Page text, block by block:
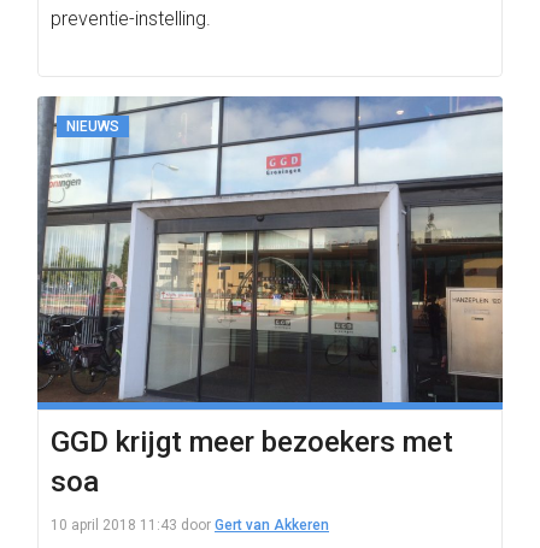
preventie-instelling.
NIEUWS
GGD krijgt meer bezoekers met
soa
10 april 2018 11:43 door Gert van Akkeren